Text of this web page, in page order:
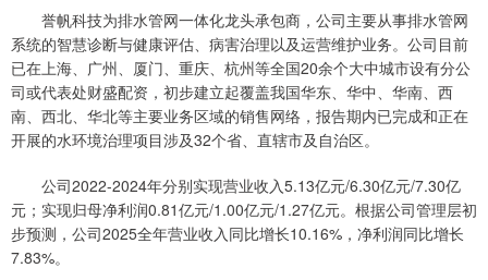
誉帆科技为排水管网一体化龙头承包商，公司主要从事排水管网
系统的智慧诊断与健康评估、病害治理以及运营维护业务。公司目前
已在上海、广州、厦门、重庆、杭州等全国20余个大中城市设有分公
司或代表处财盛配资，初步建立起覆盖我国华东、华中、华南、西
南、西北、华北等主要业务区域的销售网络，报告期内已完成和正在
开展的水环境治理项目涉及32个省、直辖市及自治区。
公司2022-2024年分别实现营业收入5.13亿元/6.30亿元/7.30亿
元；实现归母净利润0.81亿元/1.00亿元/1.27亿元。根据公司管理层初
步预测，公司2025全年营业收入同比增长10.16%，净利润同比增长
7.83%。